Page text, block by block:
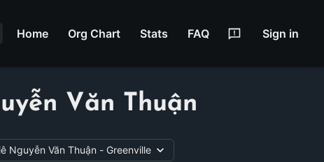
Home Org Chart Stats FAQ Sign in
Văn Thuận